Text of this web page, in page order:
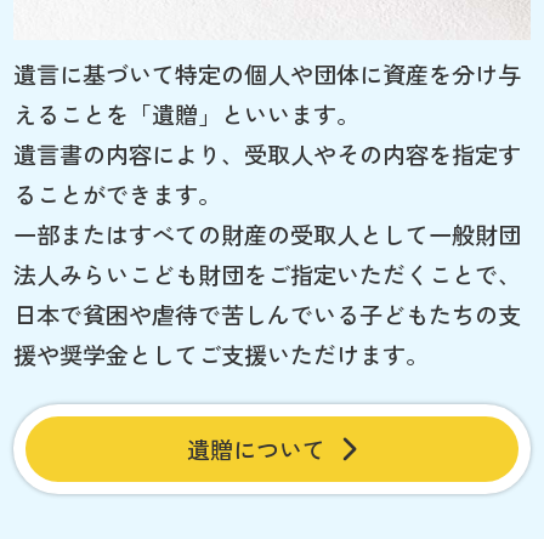
遺言に基づいて特定の個人や団体に資産を分け与
えることを「遺贈」といいます。
遺言書の内容により、受取人やその内容を指定す
ることができます。
一部またはすべての財産の受取人として一般財団
法人みらいこども財団をご指定いただくことで、
日本で貧困や虐待で苦しんでいる子どもたちの支
援や奨学金としてご支援いただけます。
遺贈について